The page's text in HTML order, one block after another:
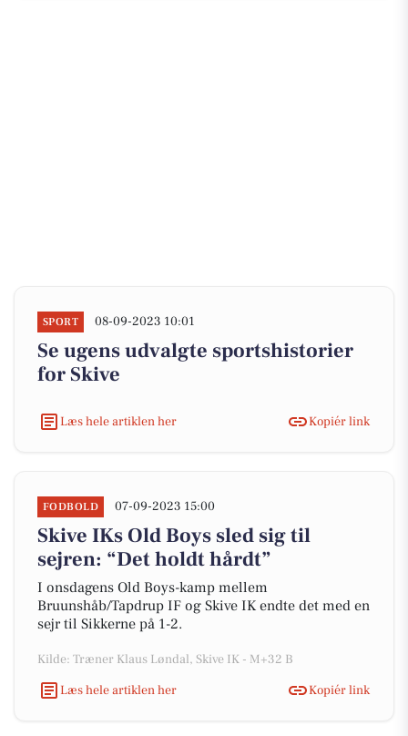
SPORT 08-09-2023 10:01
Se ugens udvalgte sportshistorier
for Skive
Læs hele artiklen her Kopiér link
FODBOLD 07-09-2023 15:00
Skive IKs Old Boys sled sig til
sejren: “Det holdt hårdt”
I onsdagens Old Boys-kamp mellem
Bruunshåb/Tapdrup IF og Skive IK endte det med en
sejr til Sikkerne på 1-2.
Kilde: Træner Klaus Løndal, Skive IK - M+32 B
Læs hele artiklen her
Kopiér link